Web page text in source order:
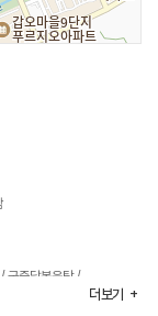
궁중닭볶음탕 /
더보기